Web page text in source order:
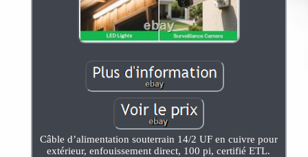
Câble d’alimentation souterrain 14/2 UF en cuivre pour
extérieur, enfouissement direct, 100 pi, certifié ETL.